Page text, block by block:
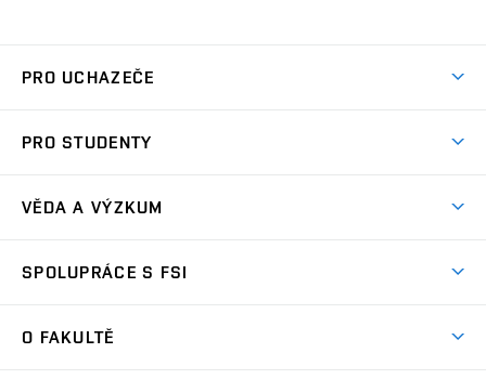
PRO UCHAZEČE
Ambasadoři studia
Zápisy
Dny otevřených dveří
PRO STUDENTY
Studijní předpisy
Pro prváky
VĚDA A VÝZKUM
Oblasti výzkumu
SPOLUPRÁCE S FSI
O FAKULTĚ